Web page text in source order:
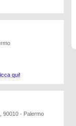
qui!
90010 - Palermo